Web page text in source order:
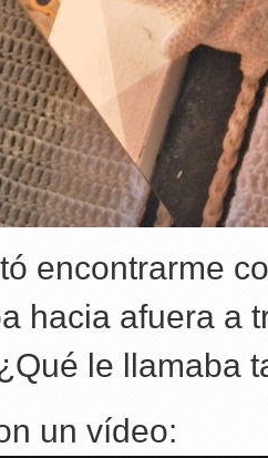
encontrarme
hacia afuera a
le llamaba
un vídeo: